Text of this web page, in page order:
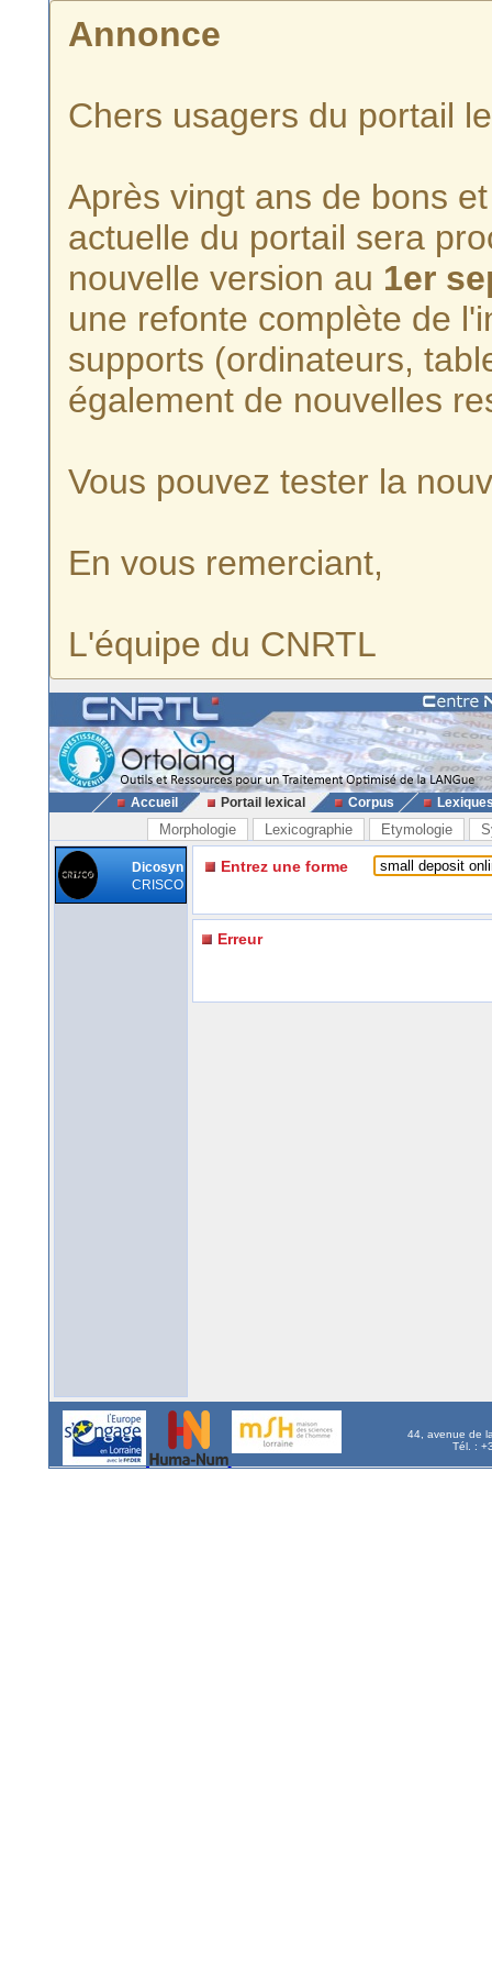
Annonce
Chers usagers du portail
Après vingt ans de bons
actuelle du portail sera
nouvelle version au 1er
une refonte complète de
supports (ordinateurs,
également de nouvelles
Vous pouvez tester la
En vous remerciant,
L'équipe du CNRTL
Accueil Portail lexical Corpus
Morphologie Lexicographie Etymologie
Dicosyn
CRISCO
Entrez une forme
Erreur
44, avenue de
Tél. :